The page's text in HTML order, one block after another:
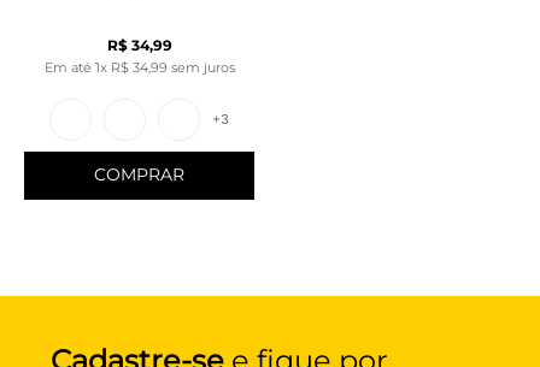
R$ 34,99
Em até 1x R$ 34,99 sem juros
+3
COMPRAR